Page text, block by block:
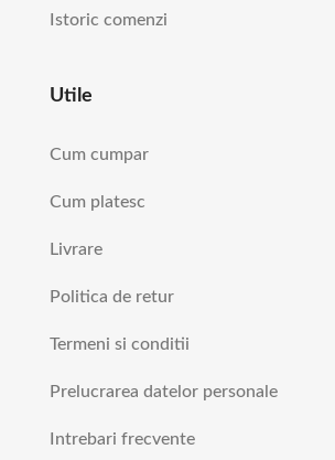
Istoric comenzi
Utile
Cum cumpar
Cum platesc
Livrare
Politica de retur
Termeni si conditii
Prelucrarea datelor personale
Intrebari frecvente